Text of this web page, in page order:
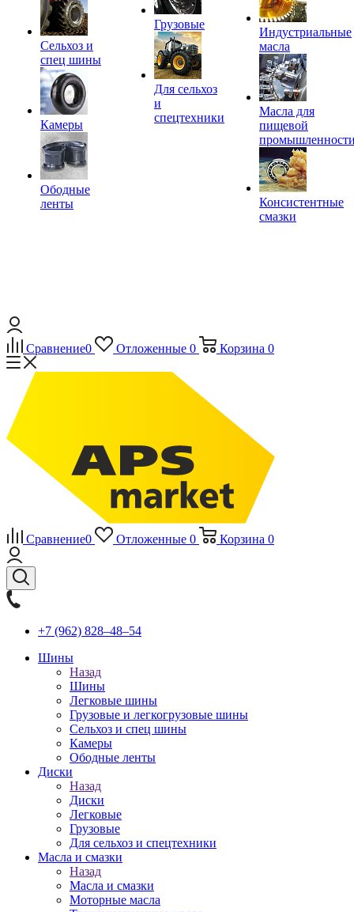
Сельхоз и
спец шины
Камеры
Ободные
ленты
Грузовые
Для сельхоз
и
спецтехники
Индустриальные
масла
Масла для
пищевой
Консистентные
смазки
Сравнение0 Отложенные 0 Корзина 0
Сравнение0 Отложенные 0 Корзина 0
+7 (962) 828‒48‒54
Шины
Назад
Шины
Легковые шины
Грузовые и легкогрузовые шины
Сельхоз и спец шины
Камеры
Ободные ленты
Диски
Назад
Диски
Легковые
Грузовые
Для сельхоз и спецтехники
Масла и смазки
Назад
Масла и смазки
Моторные масла